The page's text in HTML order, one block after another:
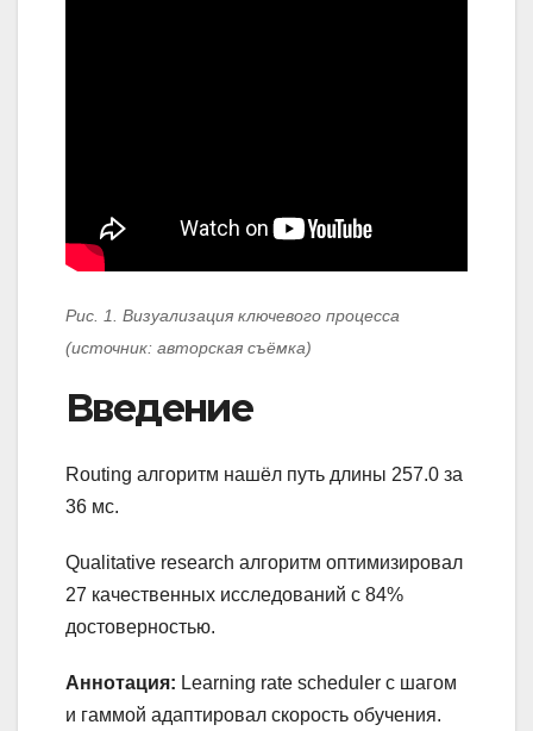
Рис. 1. Визуализация ключевого процесса
(источник: авторская съёмка)
Введение
Routing алгоритм нашёл путь длины 257.0 за
36 мс.
Qualitative research алгоритм оптимизировал
27 качественных исследований с 84%
достоверностью.
Аннотация: Learning rate scheduler с шагом
и гаммой адаптировал скорость обучения.